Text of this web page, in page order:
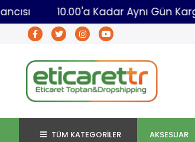
Toptancısı 10.00'a Kadar
TÜM KATEGORİLER AKSESUAR